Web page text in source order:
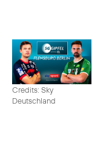
Credits: Sky
Deutschland